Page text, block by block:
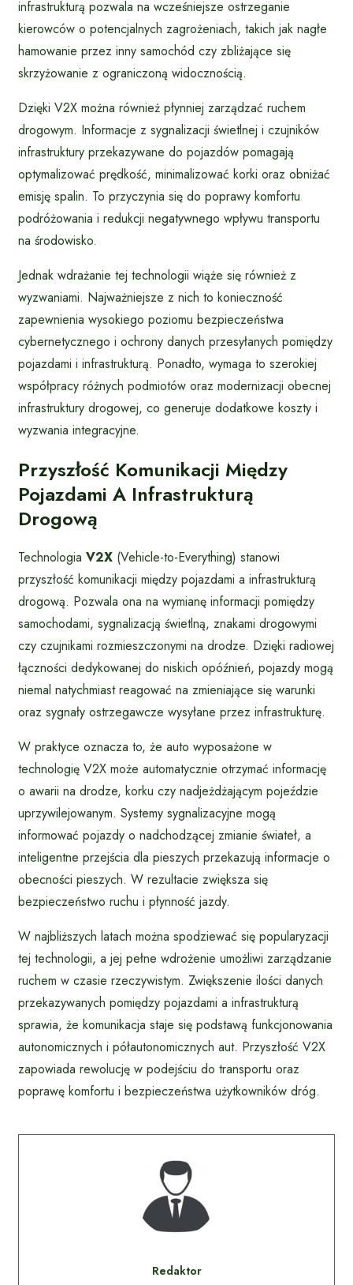
infrastrukturą pozwala na wcześniejsze ostrzeganie
kierowców o potencjalnych zagrożeniach, takich jak nagłe
hamowanie przez inny samochód czy zbliżające się
skrzyżowanie z ograniczoną widocznością.
Dzięki V2X można również płynniej zarządzać ruchem
drogowym. Informacje z sygnalizacji świetlnej i czujników
infrastruktury przekazywane do pojazdów pomagają
optymalizować prędkość, minimalizować korki oraz obniżać
emisję spalin. To przyczynia się do poprawy komfortu
podróżowania i redukcji negatywnego wpływu transportu
na środowisko.
Jednak wdrażanie tej technologii wiąże się również z
wyzwaniami. Najważniejsze z nich to konieczność
zapewnienia wysokiego poziomu bezpieczeństwa
cybernetycznego i ochrony danych przesyłanych pomiędzy
pojazdami i infrastrukturą. Ponadto, wymaga to szerokiej
współpracy różnych podmiotów oraz modernizacji obecnej
infrastruktury drogowej, co generuje dodatkowe koszty i
wyzwania integracyjne.
Przyszłość Komunikacji Między
Pojazdami A Infrastrukturą
Drogową
Technologia V2X (Vehicle-to-Everything) stanowi
przyszłość komunikacji między pojazdami a infrastrukturą
drogową. Pozwala ona na wymianę informacji pomiędzy
samochodami, sygnalizacją świetlną, znakami drogowymi
czy czujnikami rozmieszczonymi na drodze. Dzięki radiowej
łączności dedykowanej do niskich opóźnień, pojazdy mogą
niemal natychmiast reagować na zmieniające się warunki
oraz sygnały ostrzegawcze wysyłane przez infrastrukturę.
W praktyce oznacza to, że auto wyposażone w
technologię V2X może automatycznie otrzymać informację
o awarii na drodze, korku czy nadjeżdżającym pojeździe
uprzywilejowanym. Systemy sygnalizacyjne mogą
informować pojazdy o nadchodzącej zmianie świateł, a
inteligentne przejścia dla pieszych przekazują informacje o
obecności pieszych. W rezultacie zwiększa się
bezpieczeństwo ruchu i płynność jazdy.
W najbliższych latach można spodziewać się popularyzacji
tej technologii, a jej pełne wdrożenie umożliwi zarządzanie
ruchem w czasie rzeczywistym. Zwiększenie ilości danych
przekazywanych pomiędzy pojazdami a infrastrukturą
sprawia, że komunikacja staje się podstawą funkcjonowania
autonomicznych i półautonomicznych aut. Przyszłość V2X
zapowiada rewolucję w podejściu do transportu oraz
poprawę komfortu i bezpieczeństwa użytkowników dróg.
Redaktor